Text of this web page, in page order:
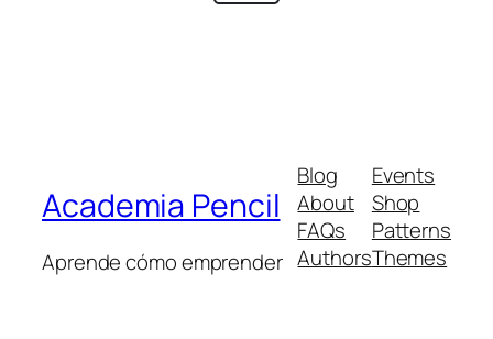
Academia Pencil
Aprende cómo emprender
Blog
About
FAQs
Authors
Events
Shop
Patterns
Themes